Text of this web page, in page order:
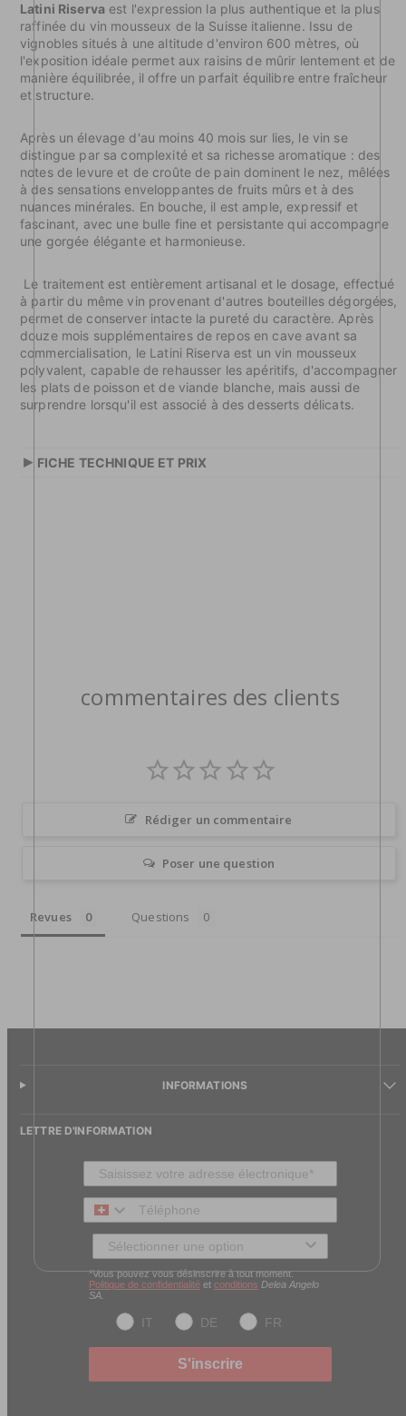
Latini Riservaest l'expression la plus authentique et la plus
raffinée du vin mousseux de la Suisse italienne. Issu de
vignobles situés à une altitude d'environ 600 mètres, où
l'exposition idéale permet aux raisins de mûrir lentement et de
manière équilibrée, il offre un parfait équilibre entre fraîcheur
et structure.
Après un élevage d'au moins 40 mois sur lies, le vin se
distingue par sa complexité et sa richesse aromatique : des
notes de levure et de croûte de pain dominent le nez, mêlées
à des sensations enveloppantes de fruits mûrs et à des
nuances minérales. En bouche, il est ample, expressif et
fascinant, avec une bulle fine et persistante qui accompagne
une gorgée élégante et harmonieuse.
Le traitement est entièrement artisanal et le dosage, effectué
à partir du même vin provenant d'autres bouteilles dégorgées,
permet de conserver intacte la pureté du caractère. Après
douze mois supplémentaires de repos en cave avant sa
commercialisation, le Latini Riserva est un vin mousseux
polyvalent, capable de rehausser les apéritifs, d'accompagner
les plats de poisson et de viande blanche, mais aussi de
surprendre lorsqu'il est associé à des desserts délicats.
▸ FICHE TECHNIQUE ET PRIX
commentaires des clients
Rédiger un commentaire
Poser une question
Revues Questions
INFORMATIONS
LETTRE D'INFORMATION
Téléphone
Type de client
*Vous pouvez vous désinscrire à tout moment.
Politique de confidentialitéet conditions Delea Angelo
SA.
IT DE FR
S'inscrire